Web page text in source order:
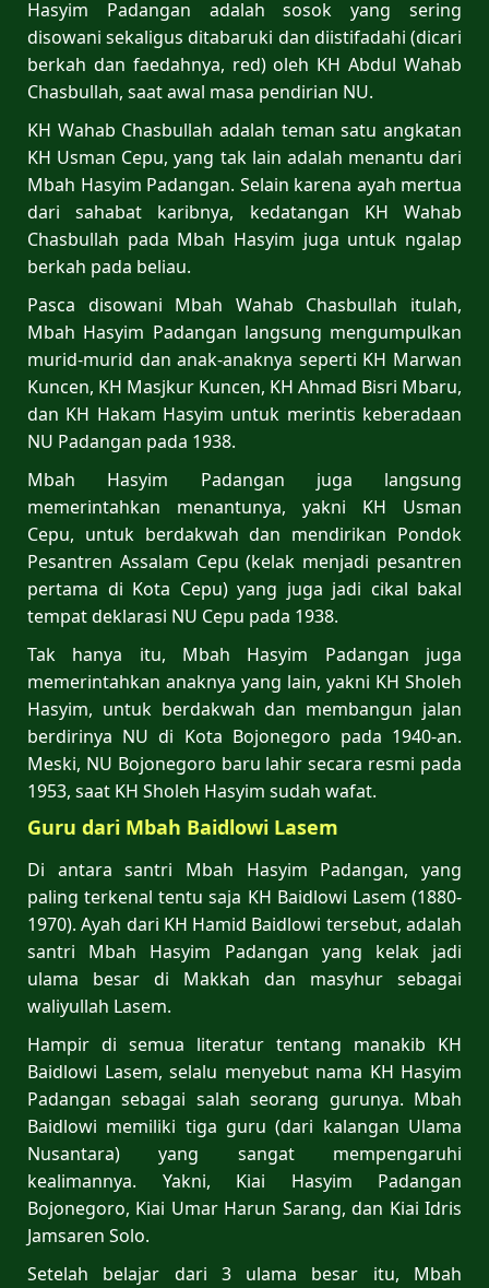
Hasyim Padangan adalah sosok yang sering
disowani sekaligus ditabaruki dan diistifadahi (dicari
berkah dan faedahnya, red) oleh KH Abdul Wahab
Chasbullah, saat awal masa pendirian NU.
KH Wahab Chasbullah adalah teman satu angkatan
KH Usman Cepu, yang tak lain adalah menantu dari
Mbah Hasyim Padangan. Selain karena ayah mertua
dari sahabat karibnya, kedatangan KH Wahab
Chasbullah pada Mbah Hasyim juga untuk ngalap
berkah pada beliau.
Pasca disowani Mbah Wahab Chasbullah itulah,
Mbah Hasyim Padangan langsung mengumpulkan
murid-murid dan anak-anaknya seperti KH Marwan
Kuncen, KH Masjkur Kuncen, KH Ahmad Bisri Mbaru,
dan KH Hakam Hasyim untuk merintis keberadaan
NU Padangan pada 1938.
Mbah Hasyim Padangan juga langsung
memerintahkan menantunya, yakni KH Usman
Cepu, untuk berdakwah dan mendirikan Pondok
Pesantren Assalam Cepu (kelak menjadi pesantren
pertama di Kota Cepu) yang juga jadi cikal bakal
tempat deklarasi NU Cepu pada 1938.
Tak hanya itu, Mbah Hasyim Padangan juga
memerintahkan anaknya yang lain, yakni KH Sholeh
Hasyim, untuk berdakwah dan membangun jalan
berdirinya NU di Kota Bojonegoro pada 1940-an.
Meski, NU Bojonegoro baru lahir secara resmi pada
1953, saat KH Sholeh Hasyim sudah wafat.
Guru dari Mbah Baidlowi Lasem
Di antara santri Mbah Hasyim Padangan, yang
paling terkenal tentu saja KH Baidlowi Lasem (1880-
1970). Ayah dari KH Hamid Baidlowi tersebut, adalah
santri Mbah Hasyim Padangan yang kelak jadi
ulama besar di Makkah dan masyhur sebagai
waliyullah Lasem.
Hampir di semua literatur tentang manakib KH
Baidlowi Lasem, selalu menyebut nama KH Hasyim
Padangan sebagai salah seorang gurunya. Mbah
Baidlowi memiliki tiga guru (dari kalangan Ulama
Nusantara) yang sangat mempengaruhi
kealimannya. Yakni, Kiai Hasyim Padangan
Bojonegoro, Kiai Umar Harun Sarang, dan Kiai Idris
Jamsaren Solo.
Setelah belajar dari 3 ulama besar itu, Mbah